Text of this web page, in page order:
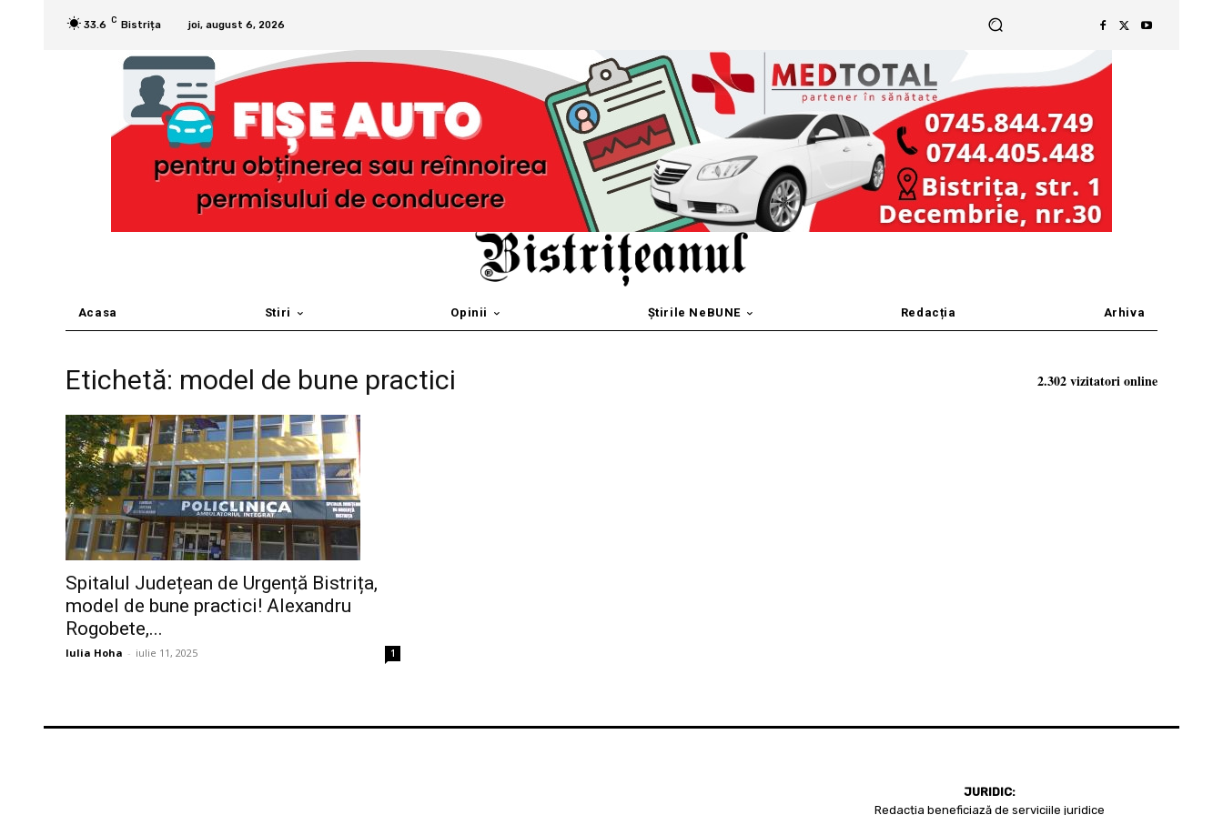
33.6 C Bistrița joi, august 6, 2026
Acasa Stiri Opinii Știrile NeBUNE Redacția Arhiva
Etichetă: model de bune practici
Spitalul Județean de Urgență Bistrița,
model de bune practici! Alexandru
Rogobete,...
Iulia Hoha - iulie 11, 2025 1
2.302 vizitatori online
JURIDIC:
Redacția beneficiază de serviciile juridice